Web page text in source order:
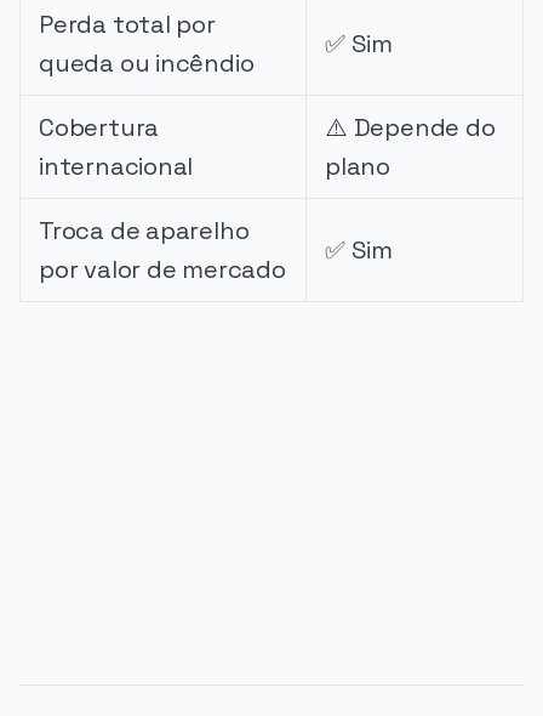
Perda total por
queda ou incêndio
✅ Sim
Cobertura
internacional
⚠️ Depende do
plano
Troca de aparelho
por valor de mercado
✅ Sim